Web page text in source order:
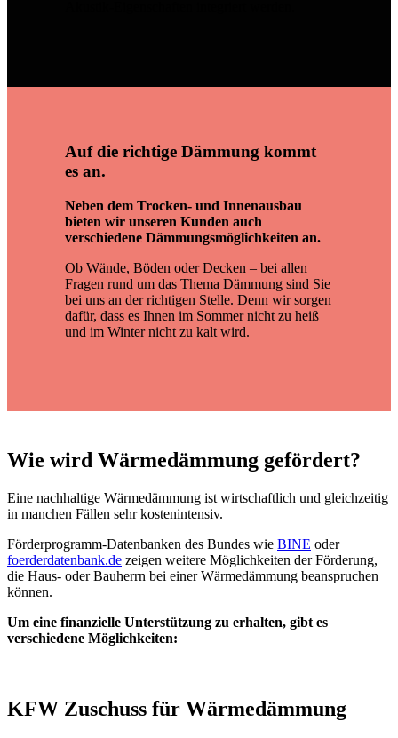
Auf die richtige Dämmung kommt
es an.
Neben dem Trocken- und Innenausbau
bieten wir unseren Kunden auch
verschiedene Dämmungsmöglichkeiten an.
Ob Wände, Böden oder Decken – bei allen
Fragen rund um das Thema Dämmung sind Sie
bei uns an der richtigen Stelle. Denn wir sorgen
dafür, dass es Ihnen im Sommer nicht zu heiß
und im Winter nicht zu kalt wird.
Wie wird Wärmedämmung gefördert?
Eine nachhaltige Wärmedämmung ist wirtschaftlich und gleichzeitig
in manchen Fällen sehr kostenintensiv.
Förderprogramm-Datenbanken des Bundes wie BINE oder
foerderdatenbank.de zeigen weitere Möglichkeiten der Förderung,
die Haus- oder Bauherrn bei einer Wärmedämmung beanspruchen
können.
Um eine finanzielle Unterstützung zu erhalten, gibt es
verschiedene Möglichkeiten:
KFW Zuschuss für Wärmedämmung